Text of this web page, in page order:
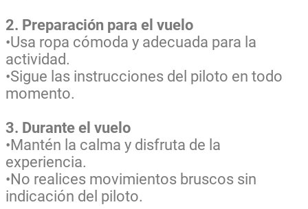
2. Preparación para el vuelo
•Usa ropa cómoda y adecuada para la
actividad.
•Sigue las instrucciones del piloto en todo
momento.
3. Durante el vuelo
•Mantén la calma y disfruta de la
experiencia.
•No realices movimientos bruscos sin
indicación del piloto.